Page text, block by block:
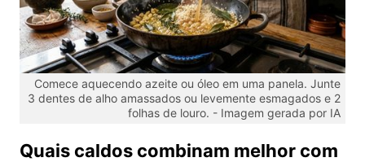
Comece aquecendo azeite ou óleo em uma panela. Junte
3 dentes de alho amassados ou levemente esmagados e 2
folhas de louro. - Imagem gerada por IA
Quais caldos combinam melhor com